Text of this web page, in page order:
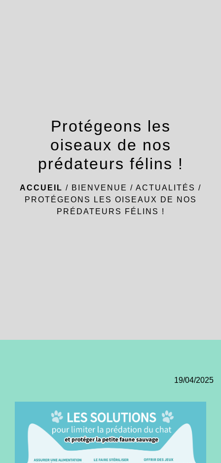
Protégeons les
oiseaux de nos
prédateurs félins !
ACCUEIL / BIENVENUE / ACTUALITÉS /
PROTÉGEONS LES OISEAUX DE NOS
PRÉDATEURS FÉLINS !
19/04/2025